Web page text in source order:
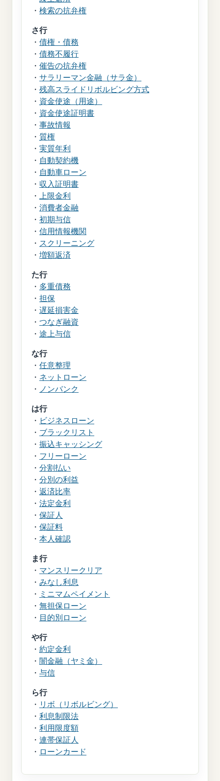
・ 検索の抗弁権
さ行
・ 債権・債務
・ 債務不履行
・ 催告の抗弁権
・ サラリーマン金融（サラ金）
・ 残高スライドリボルビング方式
・ 資金使途（用途）
・ 資金使途証明書
・ 事故情報
・ 質権
・ 実質年利
・ 自動契約機
・ 自動車ローン
・ 収入証明書
・ 上限金利
・ 消費者金融
・ 初期与信
・ 信用情報機関
・ スクリーニング
・ 増額返済
た行
・ 多重債務
・ 担保
・ 遅延損害金
・ つなぎ融資
・ 途上与信
な行
・ 任意整理
・ ネットローン
・ ノンバンク
は行
・ ビジネスローン
・ ブラックリスト
・ 振込キャッシング
・ フリーローン
・ 分割払い
・ 分別の利益
・ 返済比率
・ 法定金利
・ 保証人
・ 保証料
・ 本人確認
ま行
・ マンスリークリア
・ みなし利息
・ ミニマムペイメント
・ 無担保ローン
・ 目的別ローン
や行
・ 約定金利
・ 闇金融（ヤミ金）
・ 与信
ら行
・ リボ（リボルビング）
・ 利息制限法
・ 利用限度額
・ 連帯保証人
・ ローンカード